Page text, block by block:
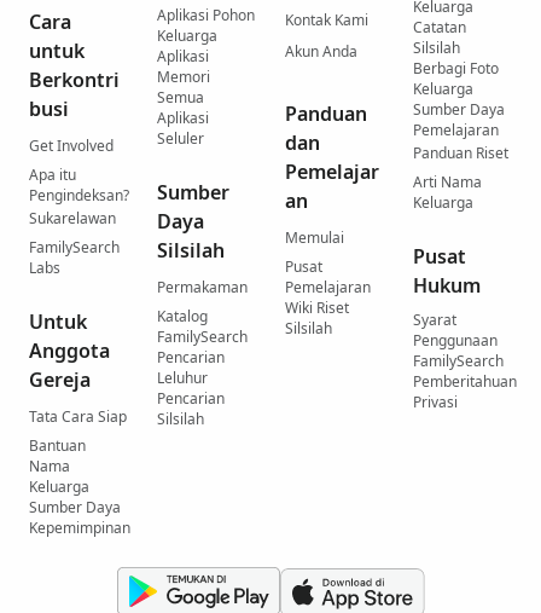
Cara
untuk
Berkontri
busi
Get Involved
Apa itu
Pengindeksan?
Sukarelawan
FamilySearch
Labs
Untuk
Anggota
Gereja
Tata Cara Siap
Bantuan
Nama
Keluarga
Sumber Daya
Kepemimpinan
Aplikasi Pohon
Keluarga
Aplikasi
Memori
Semua
Aplikasi
Seluler
Sumber
Daya
Silsilah
Permakaman
Katalog
FamilySearch
Pencarian
Leluhur
Pencarian
Silsilah
Kontak Kami
Akun Anda
Panduan
dan
Pemelajar
an
Memulai
Pusat
Pemelajaran
Wiki Riset
Silsilah
Keluarga
Catatan
Silsilah
Berbagi Foto
Keluarga
Sumber Daya
Pemelajaran
Panduan Riset
Arti Nama
Keluarga
Pusat
Hukum
Syarat
Penggunaan
FamilySearch
Pemberitahuan
Privasi